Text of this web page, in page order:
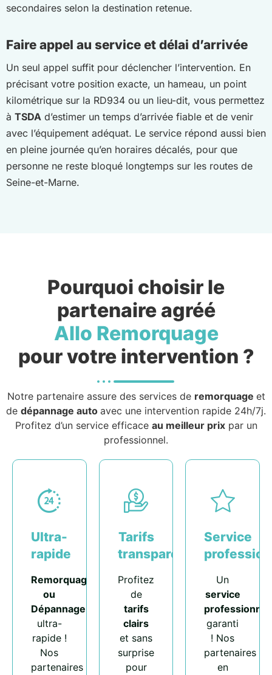
secondaires selon la destination retenue.
Faire appel au service et délai d’arrivée
Un seul appel suffit pour déclencher l’intervention. En
précisant votre position exacte, un hameau, un point
kilométrique sur la RD934 ou un lieu-dit, vous permettez
à TSDA d’estimer un temps d’arrivée fiable et de venir
avec l’équipement adéquat. Le service répond aussi bien
en pleine journée qu’en horaires décalés, pour que
personne ne reste bloqué longtemps sur les routes de
Seine-et-Marne.
Pourquoi choisir le
partenaire agréé
Allo Remorquage
pour votre intervention ?
Notre partenaire assure des services de remorquage et
de dépannage auto avec une intervention rapide 24h/7j.
Profitez d’un service efficace au meilleur prixpar un
professionnel.
Ultra-
rapide
Remorquage
ou
Dépannage
ultra-
rapide !
Nos
partenaires
Tarifs
transparents
Profitez
de
tarifs
clairs
et sans
surprise
pour
Service
Un
service
professionnel
garanti
! Nos
partenaires
en